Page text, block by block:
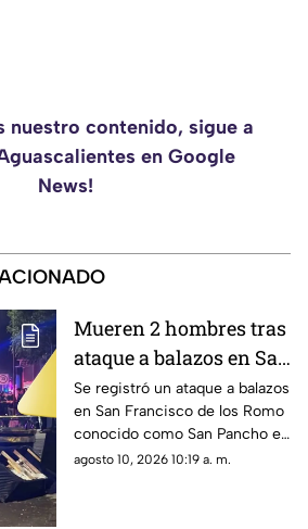
nuestro contenido, sigue a
en Google
News!
Mueren 2 hombres tras
ataque a balazos en San
Pancho hoy lunes 10 de
agosto; ¿cómo ocurrió?
Se registró un ataque a balazos
en San Francisco de los Romo
conocido como San Pancho en
Aguascalientes que dejó dos
agosto 10, 2026 10:19 a. m.